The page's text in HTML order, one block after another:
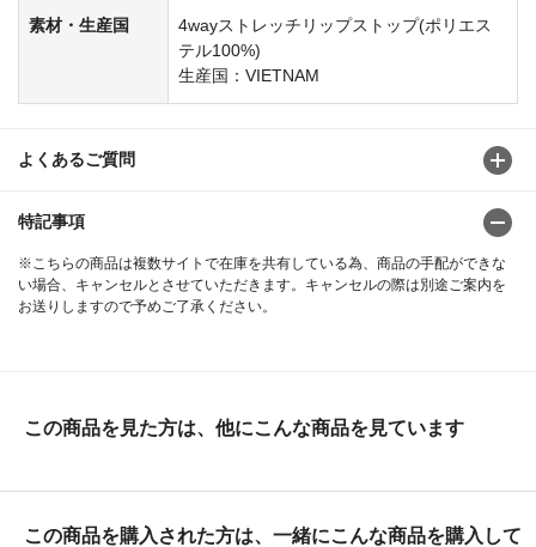
素材・生産国
4wayストレッチリップストップ(ポリエス
テル100%)
生産国：VIETNAM
よくあるご質問
特記事項
※こちらの商品は複数サイトで在庫を共有している為、商品の手配ができな
い場合、キャンセルとさせていただきます。キャンセルの際は別途ご案内を
お送りしますので予めご了承ください。
この商品を見た方は、他にこんな商品を見ています
この商品を購入された方は、一緒にこんな商品を購入して